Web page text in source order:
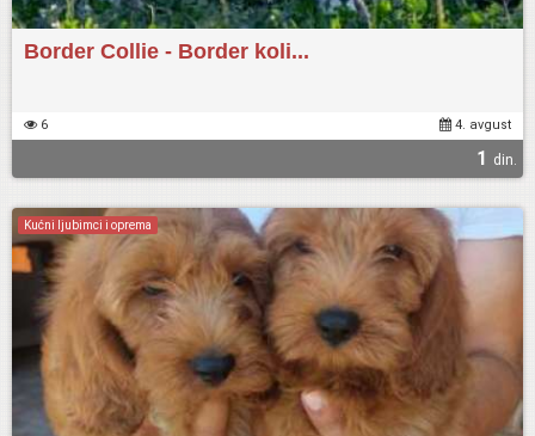
Border Collie - Border koli...
6 4. avgust
1 din.
Kućni ljubimci i oprema